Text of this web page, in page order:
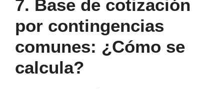
7. Base de cotización
por contingencias
comunes: ¿Cómo se
calcula?